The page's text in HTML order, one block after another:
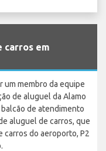
carros em
um membro da equipe
de aluguel da Alamo
balcão de atendimento
aluguel de carros, que
carros do aeroporto, P2